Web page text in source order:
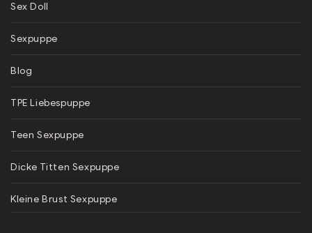
Sex Doll
Sexpuppe
Blog
TPE Liebespuppe
Teen Sexpuppe
Dicke Titten Sexpuppe
Kleine Brust Sexpuppe